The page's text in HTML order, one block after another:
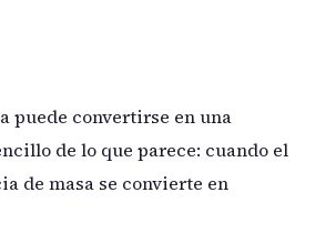
puede convertirse en una
de lo que parece: cuando el
de masa se convierte en